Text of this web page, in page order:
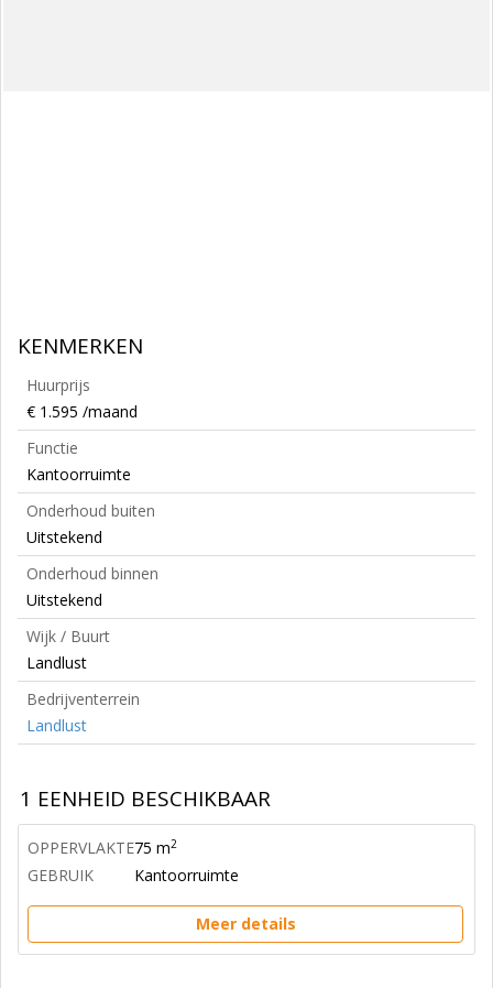
KENMERKEN
Huurprijs
€ 1.595 /maand
Functie
Kantoorruimte
Onderhoud buiten
Uitstekend
Onderhoud binnen
Uitstekend
Wijk / Buurt
Landlust
Bedrijventerrein
Landlust
1 EENHEID BESCHIKBAAR
OPPERVLAKTE75 m2
GEBRUIK Kantoorruimte
Meer details